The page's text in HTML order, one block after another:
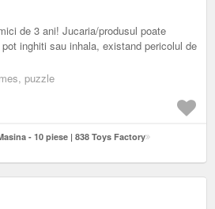
de 3 ani! Jucaria/produsul poate
inghiti sau inhala, existand pericolul de
puzzle
- 10 piese | 838 Toys Factory